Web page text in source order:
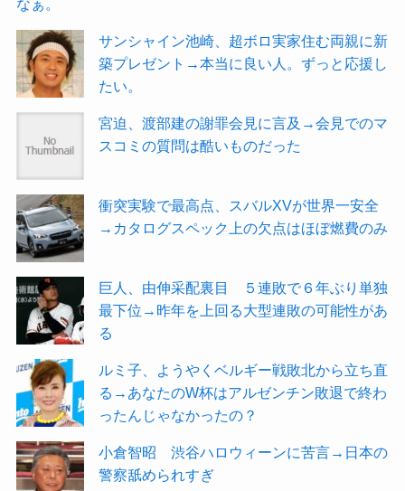
サンシャイン池崎、超ボロ実家住む両親に新
築プレゼント→本当に良い人。ずっと応援し
たい。
宮迫、渡部建の謝罪会見に言及→会見でのマ
スコミの質問は酷いものだった
衝突実験で最高点、スバルXVが世界一安全
→カタログスペック上の欠点はほぼ燃費のみ
巨人、由伸采配裏目 ５連敗で６年ぶり単独
最下位→昨年を上回る大型連敗の可能性があ
る
ルミ子、ようやくベルギー戦敗北から立ち直
る→あなたのW杯はアルゼンチン敗退で終わ
ったんじゃなかったの？
小倉智昭 渋谷ハロウィーンに苦言→日本の
警察舐められすぎ